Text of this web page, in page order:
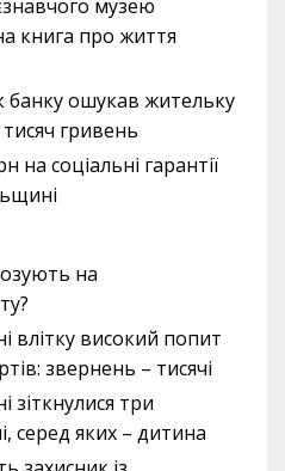
музею
книга про життя
банку ошукав жительку
гривень
на соціальні гарантії
на
влітку високий попит
звернень – тисячі
зіткнулися три
серед яких – дитина